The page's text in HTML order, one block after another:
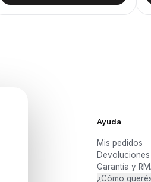
Ayuda
Mis pedidos
Garantía y
¿Cómo